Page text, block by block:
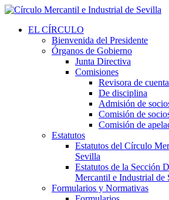
EL CÍRCULO
Bienvenida del Presidente
Órganos de Gobierno
Junta Directiva
Comisiones
Revisora de
De disciplina
Admisión de
Comisión de
Comisión de
Estatutos
Estatutos del Círculo
Sevilla
Estatutos de la Sección
Mercantil e Industrial de
Formularios y Normativas